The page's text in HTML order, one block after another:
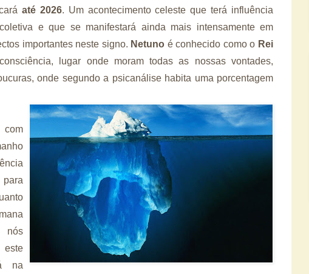
até 2026. Um acontecimento celeste que terá influência
e que se manifestará ainda mais intensamente em
importantes neste signo. Netuno é conhecido como o Rei
lugar onde moram todas as nossas vontades,
onde segundo a psicanálise habita uma porcentagem
com
este
na